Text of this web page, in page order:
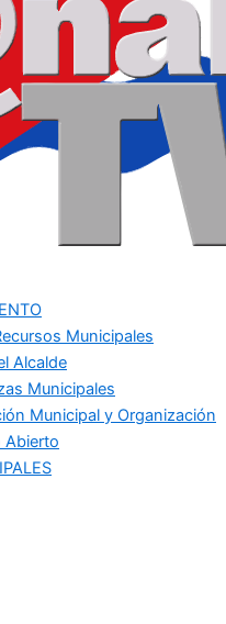
Municipales
Alcalde
Municipales
Municipal y Organización
Abierto